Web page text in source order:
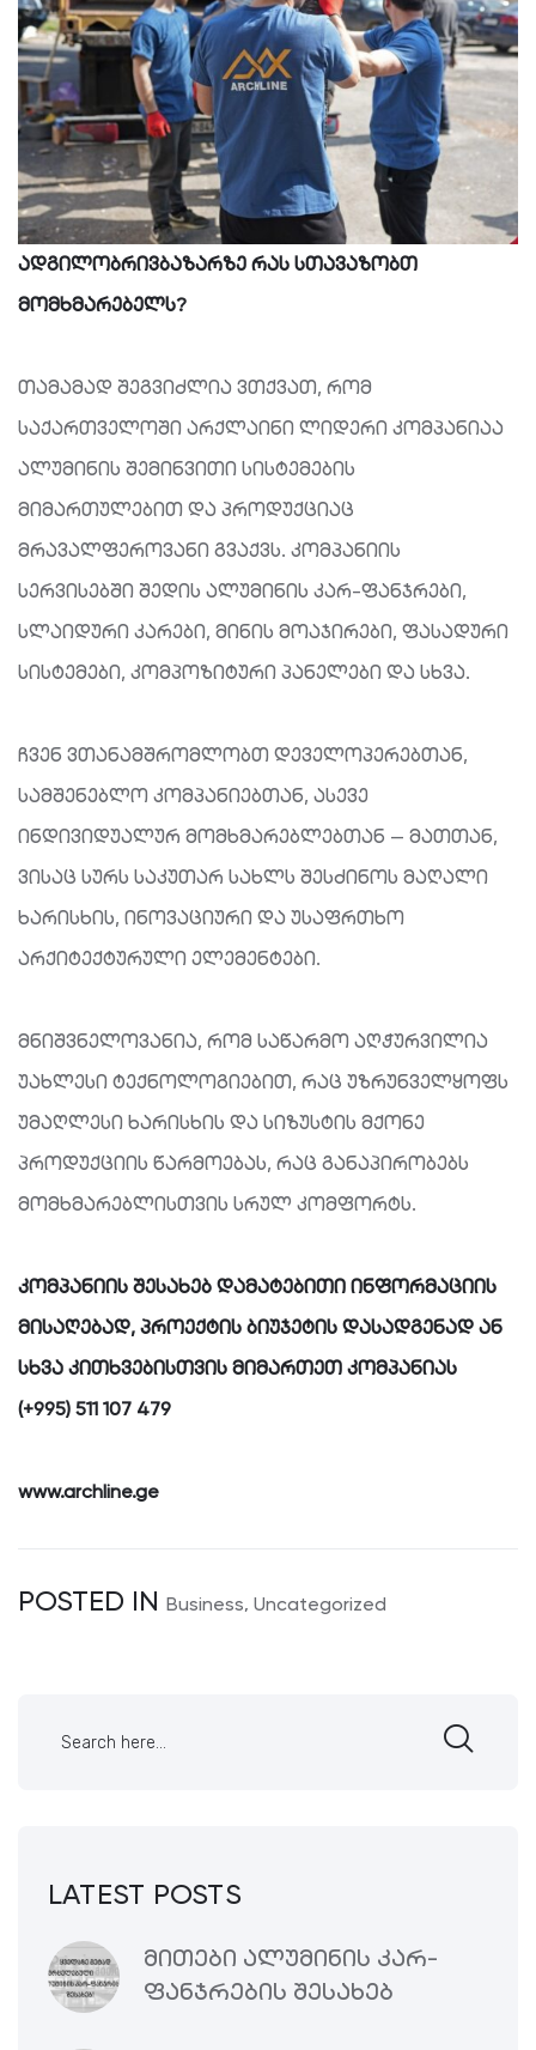
ადგილობრივბაზარზე რას სთავაზობთ
მომხმარებელს?
თამამად შეგვიძლია ვთქვათ, რომ
საქართველოში არქლაინი ლიდერი კომპანიაა
ალუმინის შემინვითი სისტემების
მიმართულებით და პროდუქციაც
მრავალფეროვანი გვაქვს. კომპანიის
სერვისებში შედის ალუმინის კარ-ფანჯრები,
სლაიდური კარები, მინის მოაჯირები, ფასადური
სისტემები, კომპოზიტური პანელები და სხვა.
ჩვენ ვთანამშრომლობთ დეველოპერებთან,
სამშენებლო კომპანიებთან, ასევე
ინდივიდუალურ მომხმარებლებთან — მათთან,
ვისაც სურს საკუთარ სახლს შესძინოს მაღალი
ხარისხის, ინოვაციური და უსაფრთხო
არქიტექტურული ელემენტები.
მნიშვნელოვანია, რომ საწარმო აღჭურვილია
უახლესი ტექნოლოგიებით, რაც უზრუნველყოფს
უმაღლესი ხარისხის და სიზუსტის მქონე
პროდუქციის წარმოებას, რაც განაპირობებს
მომხმარებლისთვის სრულ კომფორტს.
კომპანიის შესახებ დამატებითი ინფორმაციის
მისაღებად, პროექტის ბიუჯეტის დასადგენად ან
სხვა კითხვებისთვის მიმართეთ კომპანიას
(+995) 511 107 479
www.archline.ge
POSTED IN Business, Uncategorized
LATEST POSTS
ᲛᲘᲗᲔᲑᲘ ᲐᲚᲣᲛᲘᲜᲘᲡ ᲙᲐᲠ-
ᲤᲐᲜᲯᲠᲔᲑᲘᲡ ᲨᲔᲡᲐᲮᲔᲑ